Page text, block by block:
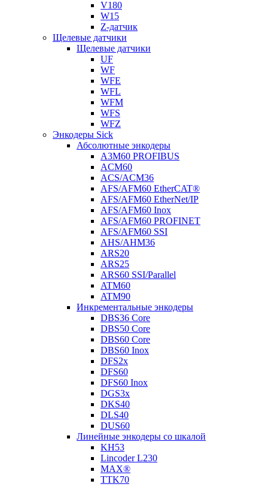
V180
W15
Z-датчик
Щелевые датчики
Щелевые датчики
UF
WF
WFE
WFL
WFM
WFS
WFZ
Энкодеры Sick
Абсолютные энкодеры
A3M60 PROFIBUS
ACM60
ACS/ACM36
AFS/AFM60 EtherCAT®
AFS/AFM60 EtherNet/IP
AFS/AFM60 Inox
AFS/AFM60 PROFINET
AFS/AFM60 SSI
AHS/AHM36
ARS20
ARS25
ARS60 SSI/Parallel
ATM60
ATM90
Инкрементальные энкодеры
DBS36 Core
DBS50 Core
DBS60 Core
DBS60 Inox
DFS2x
DFS60
DFS60 Inox
DGS3x
DKS40
DLS40
DUS60
Линейные энкодеры со шкалой
KH53
Lincoder L230
MAX®
TTK70